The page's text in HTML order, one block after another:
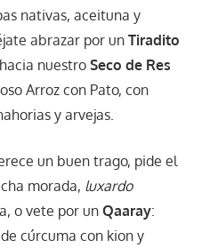
nativas, aceituna y
abrazar por un Tiradito
nuestroSeco de Res
Arroz con Pato, con
y arvejas.
un buen trago, pide el
morada, luxardo
o vete por un Qaaray:
cúrcuma con kion y